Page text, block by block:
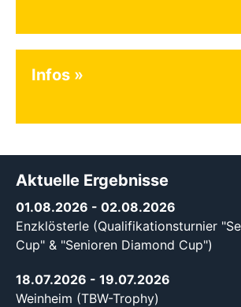
Infos
Aktuelle Ergebnisse
01.08.2026 - 02.08.2026
Enzklösterle (Qualifikationsturnier
Cup" & "Senioren Diamond Cup")
18.07.2026 - 19.07.2026
Weinheim (TBW-Trophy)